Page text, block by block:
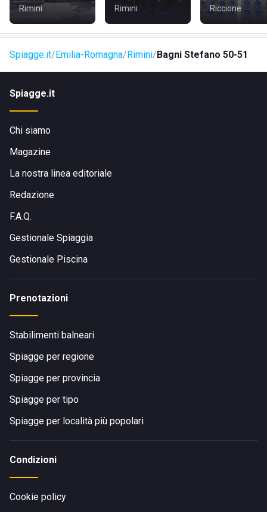
Rimini Rimini Riccione
Spiagge.it Emilia-Romagna Rimini Bagni Stefano 50-51
Spiagge.it
Chi siamo
Magazine
La nostra linea editoriale
Redazione
F.A.Q.
Gestionale Spiaggia
Gestionale Piscina
Prenotazioni
Stabilimenti balneari
Spiagge per regione
Spiagge per provincia
Spiagge per tipo
Spiagge per località più popolari
Condizioni
Cookie policy